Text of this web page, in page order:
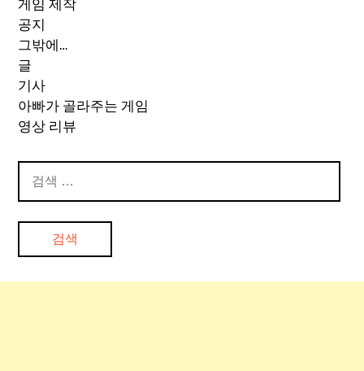
게임 제작
공지
그밖에…
글
기사
아빠가 골라주는 게임
영상 리뷰
색: